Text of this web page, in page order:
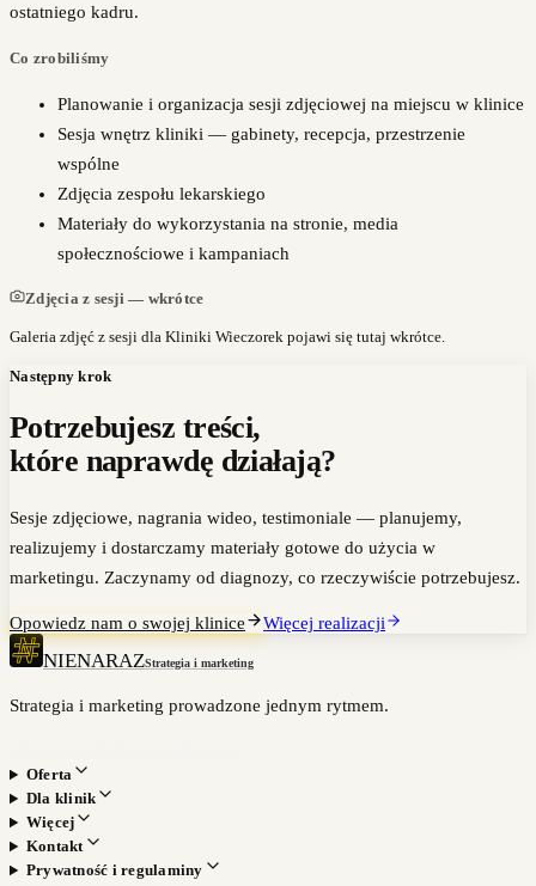
ostatniego kadru.
Co zrobiliśmy
Planowanie i organizacja sesji zdjęciowej na miejscu w klinice
Sesja wnętrz kliniki — gabinety, recepcja, przestrzenie
wspólne
Zdjęcia zespołu lekarskiego
Materiały do wykorzystania na stronie, media
społecznościowe i kampaniach
Zdjęcia z sesji — wkrótce
Galeria zdjęć z sesji dla Kliniki Wieczorek pojawi się tutaj wkrótce.
Następny krok
Potrzebujesz treści,
które naprawdę działają?
Sesje zdjęciowe, nagrania wideo, testimoniale — planujemy,
realizujemy i dostarczamy materiały gotowe do użycia w
marketingu. Zaczynamy od diagnozy, co rzeczywiście potrzebujesz.
Opowiedz nam o swojej klinice Więcej realizacji
NIENARAZStrategia i marketing
Strategia i marketing prowadzone jednym rytmem.
Oferta
Dla klinik
Więcej
Kontakt
Prywatność i regulaminy